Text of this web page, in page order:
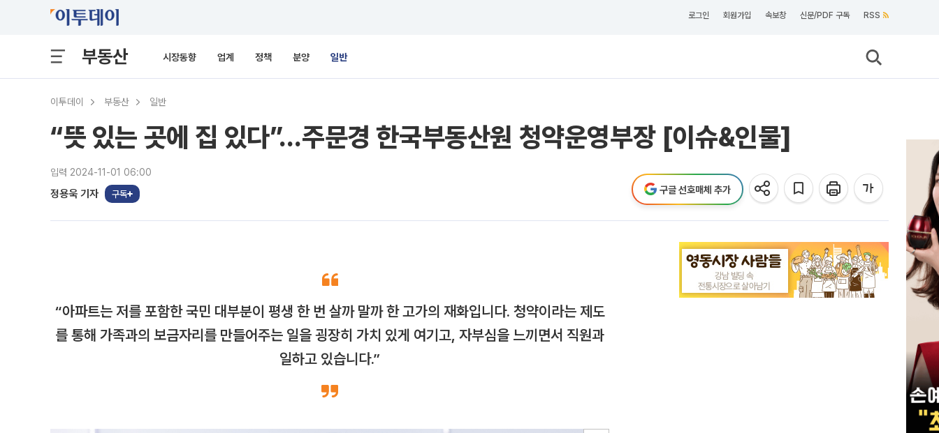
로그인 회원가입 속보창 신문/PDF 구독 RSS
부동산 시장동향 업계 정책 분양 일반
이투데이 부동산 일반
“뜻 있는 곳에 집 있다”…주문경 한국부동산원 청약운영부장 [이슈&인물]
입력 2024-11-01 06:00
정용욱 기자 구독 구글 선호매체 추가
“아파트는 저를 포함한 국민 대부분이 평생 한 번 살까 말까 한 고가의 재화입니다. 청약이라는 제도
를 통해 가족과의 보금자리를 만들어주는 일을 굉장히 가치 있게 여기고, 자부심을 느끼면서 직원과
일하고 있습니다.”